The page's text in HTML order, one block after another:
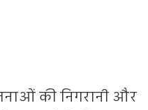
की निगरानी और